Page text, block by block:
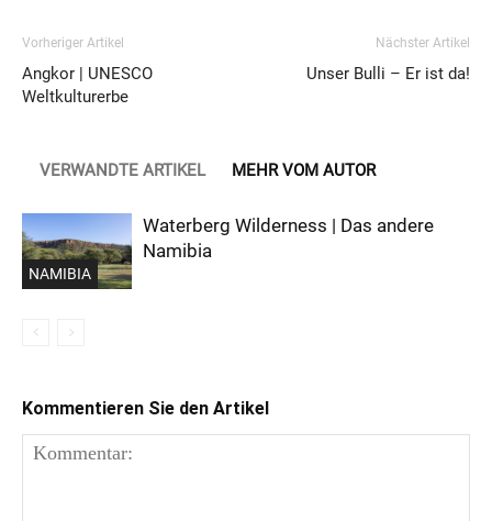
Vorheriger Artikel
Angkor | UNESCO
Weltkulturerbe
Nächster Artikel
Unser Bulli – Er ist da!
VERWANDTE ARTIKEL MEHR VOM AUTOR
NAMIBIA
Waterberg Wilderness | Das andere
Namibia
Kommentieren Sie den Artikel